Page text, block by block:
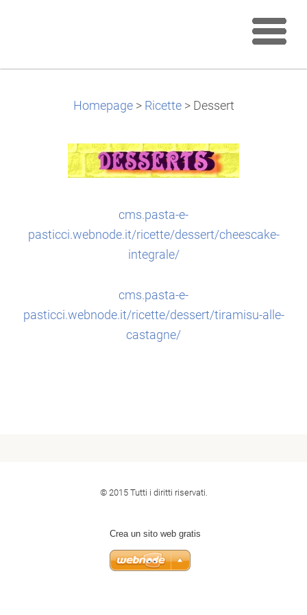
Homepage > Ricette > Dessert
cms.pasta-e-
pasticci.webnode.it/ricette/dessert/cheescake-
integrale/
cms.pasta-e-
pasticci.webnode.it/ricette/dessert/tiramisu-alle-
castagne/
© 2015 Tutti i diritti riservati.
Crea un sito web gratis